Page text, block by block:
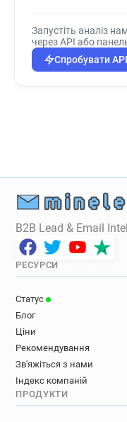
Запустіть аналіз
через API або
Спробувати
B2B Lead & Email
РЕСУРСИ
Статус
Блог
Ціни
Рекомендування
Зв'яжіться з нами
Індекс компаній
ПРОДУКТИ